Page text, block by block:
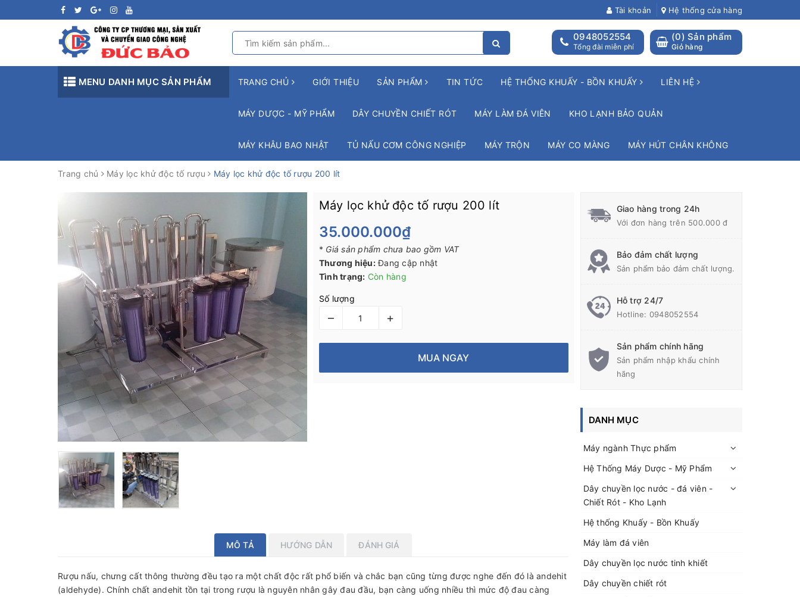
Tài khoản Hệ thống cửa hàng
(0) Sản phẩm
Giỏ hàng
0948052554
Tổng đài miễn phí
MENU DANH MỤC SẢN PHẨM TRANG CHỦ GIỚI THIỆU SẢN PHẨM TIN TỨC HỆ THỐNG KHUẤY - BỒN KHUẤY LIÊN HỆ
MÁY DƯỢC - MỸ PHẨM DÂY CHUYỀN CHIẾT RÓT MÁY LÀM ĐÁ VIÊN KHO LẠNH BẢO QUẢN
MÁY KHÂU BAO NHẬT TỦ NẤU CƠM CÔNG NGHIỆP MÁY TRỘN MÁY CO MÀNG MÁY HÚT CHÂN KHÔNG
Trang chủ Máy lọc khử độc tố rượu Máy lọc khử độc tố rượu 200 lít
Máy lọc khử độc tố rượu 200 lít
35.000.000₫
* Giá sản phẩm chưa bao gồm VAT
Thương hiệu: Đang cập nhật
Tình trạng: Còn hàng
Số lượng
– +
MUA NGAY
MÔ TẢ HƯỚNG DẪN ĐÁNH GIÁ
Rượu nấu, chưng cất thông thường đều tạo ra một chất độc rất phổ biến và chắc bạn cũng từng được nghe đến đó là andehit
(aldehyde). Chính chất andehit tồn tại trong rượu là nguyên nhân gây đau đầu, bạn càng uống nhiều thì mức độ đau càng
Giao hàng trong 24h
Với đơn hàng trên 500.000 đ
Bảo đảm chất lượng
Sản phẩm bảo đảm chất lượng.
Hỗ trợ 24/7
Hotline: 0948052554
Sản phẩm chính hãng
Sản phẩm nhập khẩu chính
hãng
DANH MỤC
Máy ngành Thực phẩm
Hệ Thống Máy Dược - Mỹ Phẩm
Dây chuyền lọc nước - đá viên -
Chiết Rót - Kho Lạnh
Hệ thống Khuấy - Bồn Khuấy
Máy làm đá viên
Dây chuyền lọc nước tinh khiết
Dây chuyền chiết rót